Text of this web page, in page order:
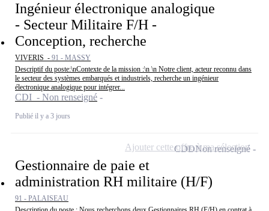
Ingénieur électronique analogique
- Secteur Militaire F/H -
Conception, recherche
VIVERIS - 91 - MASSY
Descriptif du poste:\nContexte de la mission :\n \n Notre client, acteur reconnu dans
le secteur des systèmes embarqués et industriels, recherche un ingénieur
électronique analogique pour intégrer...
CDI - Non renseigné
Publié il y a 3 jours
Gestionnaire de paie et
administration RH militaire (H/F)
91 - PALAISEAU
CDDNon renseigné
Ajouter cette offre à ma sélection